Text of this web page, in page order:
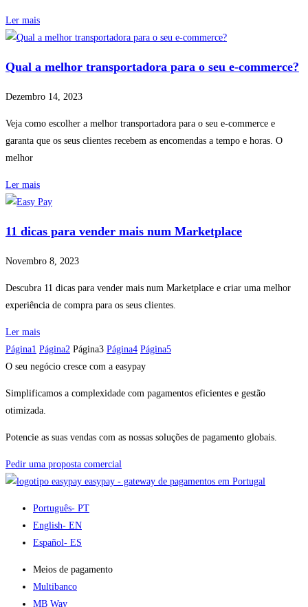
Ler mais
Qual a melhor transportadora para o seu e-commerce?
Dezembro 14, 2023
Veja como escolher a melhor transportadora para o seu e-commerce e
garanta que os seus clientes recebem as encomendas a tempo e horas. O
melhor
Ler mais
11 dicas para vender mais num Marketplace
Novembro 8, 2023
Descubra 11 dicas para vender mais num Marketplace e criar uma melhor
experiência de compra para os seus clientes.
Ler mais
Página1 Página2 Página3 Página4 Página5
O seu negócio cresce com a easypay
Simplificamos a complexidade com pagamentos eficientes e gestão
otimizada.
Potencie as suas vendas com as nossas soluções de pagamento globais.
Pedir uma proposta comercial
easypay - gateway de pagamentos em Portugal
Português- PT
English- EN
Español- ES
Meios de pagamento
Multibanco
MB Way